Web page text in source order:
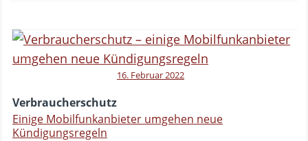
16. Februar 2022
Verbraucherschutz
Einige Mobilfunkanbieter umgehen neue
Kündigungsregeln